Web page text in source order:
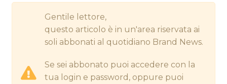
RICERCHE
Gentile lettore,
questo articolo è in un'area riservata ai
soli abbonati al quotidiano Brand News.
Se sei abbonato puoi accedere con la
tua login e password, oppure puoi